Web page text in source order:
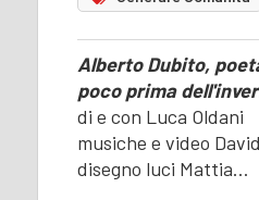
Alberto Dubito,
poco prima
di e con Luca Oldani
musiche e video
disegno luci Mattia…